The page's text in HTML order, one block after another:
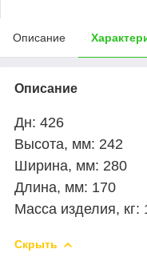
Описание
Описание
Дн: 426
Высота, мм: 242
Ширина, мм: 280
Длина, мм: 170
Масса изделия, кг:
Скрыть